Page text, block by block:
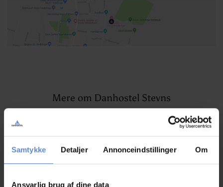
Samtykke Detaljer Annonceindstillinger Om
Ansvarlig brug af dine data
Mere om Danhostel Stevns
Artikler, pressemeddelelser og spændende nyheder